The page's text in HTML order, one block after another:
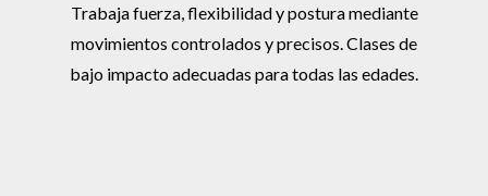
Trabaja fuerza, flexibilidad y postura mediante
movimientos controlados y precisos. Clases de
bajo impacto adecuadas para todas las edades.